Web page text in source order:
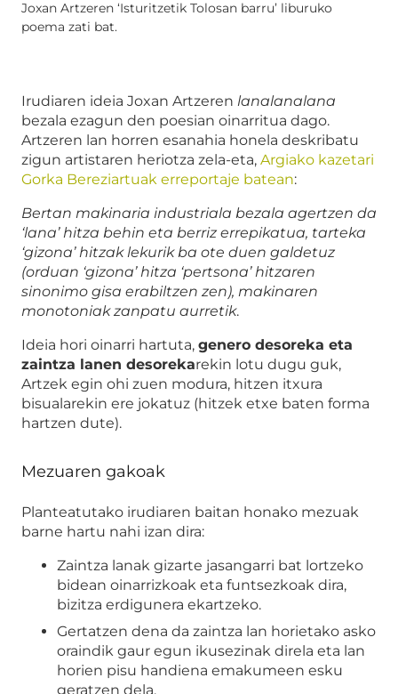
Joxan Artzeren ‘Isturitzetik Tolosan barru’ liburuko
poema zati bat.
Irudiaren ideia Joxan Artzeren lanalanalana
bezala ezagun den poesian oinarritua dago.
Artzeren lan horren esanahia honela deskribatu
zigun artistaren heriotza zela-eta, Argiako kazetari
Gorka Bereziartuak erreportaje batean:
Bertan makinaria industriala bezala agertzen da
‘lana’ hitza behin eta berriz errepikatua, tarteka
‘gizona’ hitzak lekurik ba ote duen galdetuz
(orduan ‘gizona’ hitza ‘pertsona’ hitzaren
sinonimo gisa erabiltzen zen), makinaren
monotoniak zanpatu aurretik.
Ideia hori oinarri hartuta, genero desoreka eta
zaintza lanen desorekarekin lotu dugu guk,
Artzek egin ohi zuen modura, hitzen itxura
bisualarekin ere jokatuz (hitzek etxe baten forma
hartzen dute).
Mezuaren gakoak
Planteatutako irudiaren baitan honako mezuak
barne hartu nahi izan dira:
Zaintza lanak gizarte jasangarri bat lortzeko
bidean oinarrizkoak eta funtsezkoak dira,
bizitza erdigunera ekartzeko.
Gertatzen dena da zaintza lan horietako asko
oraindik gaur egun ikusezinak direla eta lan
horien pisu handiena emakumeen esku
geratzen dela.